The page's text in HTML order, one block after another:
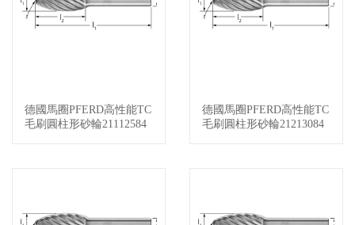
查看詳情
德國馬圈PFERD高性能TC
毛刷圓柱形砂輪21112584
查看詳情
德國馬圈PFERD高性能TC
毛刷圓柱形砂輪21213084